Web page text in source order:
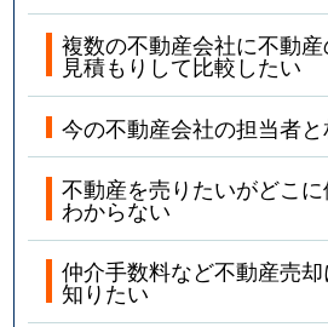
複数の不動産会社に不動
見積もりして比較したい
今の不動産会社の担当者
不動産を売りたいがどこ
わからない
仲介手数料など不動産売
知りたい